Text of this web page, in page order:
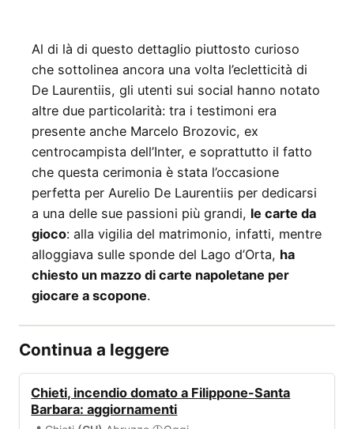
Al di là di questo dettaglio piuttosto curioso
che sottolinea ancora una volta l’ecletticità di
De Laurentiis, gli utenti sui social hanno notato
altre due particolarità: tra i testimoni era
presente anche Marcelo Brozovic, ex
centrocampista dell’Inter, e soprattutto il fatto
che questa cerimonia è stata l’occasione
perfetta per Aurelio De Laurentiis per dedicarsi
a una delle sue passioni più grandi, le carte da
gioco: alla vigilia del matrimonio, infatti, mentre
alloggiava sulle sponde del Lago d’Orta, ha
chiesto un mazzo di carte napoletane per
giocare a scopone.
Continua a leggere
Chieti, incendio domato a Filippone-Santa
Barbara: aggiornamenti